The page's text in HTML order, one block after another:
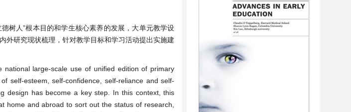
树人”根本目的和学生核心素养的发展，大单元教学设
外研究现状梳理，针对教学目标和学习活动提出实施建
large-scale use of unified edition of primary
self-esteem, self-confidence, self-reliance and self-
design has become a key step. In this context, this
home and abroad to sort out the status of research,